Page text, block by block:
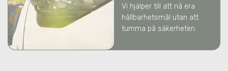
Vi hjälper till att nå era
hållbarhetsmål utan att
tumma på säkerheten.